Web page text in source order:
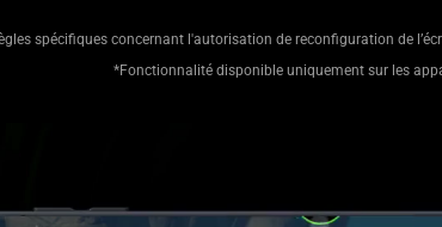
spécifiques concernant l'autorisation de reconfiguration de
*Fonctionnalité disponible uniquement sur les